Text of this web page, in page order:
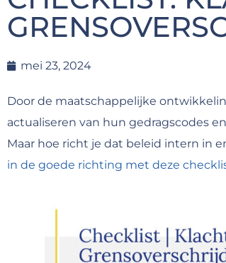
mei 23, 2024
Door de maatschappelijke
actualiseren van hun gedragscodes
Maar hoe richt je dat beleid intern in
in de goede richting met deze